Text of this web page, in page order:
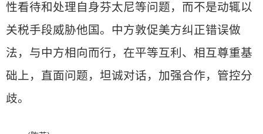
性看待和处理自身芬太尼等问题，而不是动辄以
关税手段威胁他国。中方敦促美方纠正错误做
法，与中方相向而行，在平等互利、相互尊重基
础上，直面问题，坦诚对话，加强合作，管控分
歧。